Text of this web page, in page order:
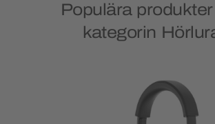
Populära
kategorin